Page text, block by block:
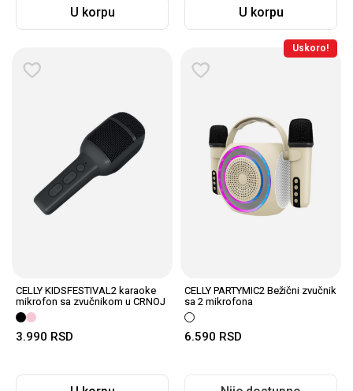
U korpu U korpu
CELLY KIDSFESTIVAL2 karaoke
mikrofon sa zvučnikom u CRNOJ
boji
3.990 RSD
Uskoro!
CELLY PARTYMIC2 Bežični zvučnik
sa 2 mikrofona
6.590 RSD